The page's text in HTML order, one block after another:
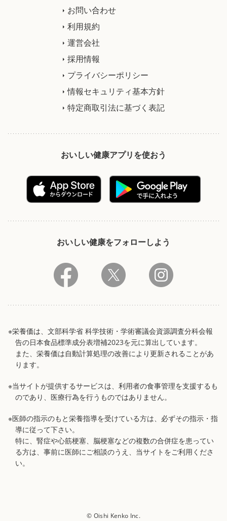
お問い合わせ
利用規約
運営会社
採用情報
プライバシーポリシー
情報セキュリティ基本方針
特定商取引法に基づく表記
おいしい健康アプリを使おう
おいしい健康をフォローしよう
※栄養価は、文部科学省 科学技術・学術審議会資源調査分科会報
告の日本食品標準成分表増補2023を元に算出しています。
また、栄養価は自動計算処理の改善により更新されることがあ
ります。
※当サイトが提供するサービスは、利用者の食事管理を支援するも
のであり、医療行為を行うものではありません。
※医師の指示のもと栄養指導を受けている方は、必ずその指示・指
導に従って下さい。
特に、腎症や心筋梗塞、脳梗塞などの複数の合併症を患ってい
る方は、事前に医師にご相談のうえ、当サイトをご利用くださ
い。
© Oishi Kenko Inc.